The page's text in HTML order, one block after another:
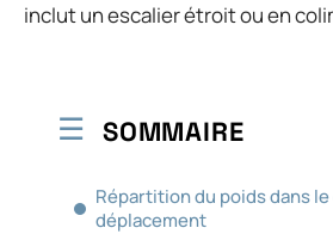
inclut un escalier étroit ou en
SOMMAIRE
Répartition du poids dans
déplacement